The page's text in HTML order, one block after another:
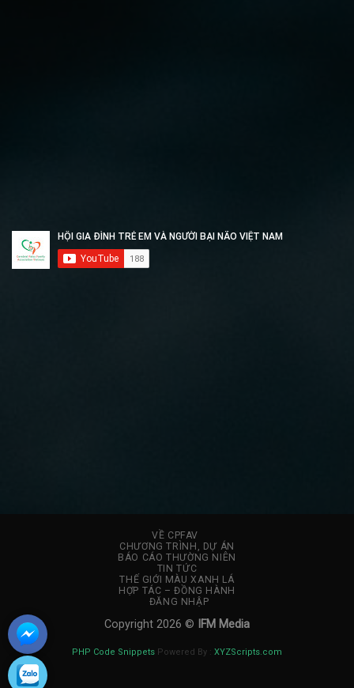
VỀ CPFAV
CHƯƠNG TRÌNH, DỰ ÁN
BÁO CÁO THƯỜNG NIÊN
TIN TỨC
THẾ GIỚI MÀU XANH LÁ
HỢP TÁC – ĐỒNG HÀNH
ĐĂNG NHẬP
Copyright 2026 © IFM Media
PHP Code Snippets Powered By : XYZScripts.com